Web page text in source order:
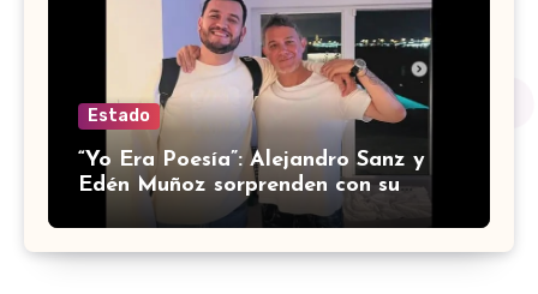
Estado
“Yo Era Poesía”: Alejandro Sanz y
Edén Muñoz sorprenden con su
nueva colaboración